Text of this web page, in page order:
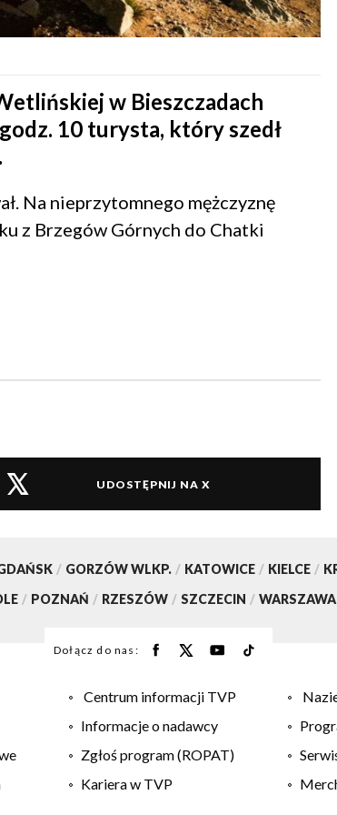
w Bieszczadach
10 turysta, który szedł
Na nieprzytomnego mężczyznę
z Brzegów Górnych do Chatki
UDOSTĘPNIJ NA X
/ GORZÓW WLKP. / KATOWICE / KIELCE /
/ POZNAŃ / RZESZÓW / SZCZECIN / WARSZAWA
Dołącz do nas:
Centrum informacji TVP
Informacje o nadawcy
Zgłoś program (ROPAT)
Kariera w TVP